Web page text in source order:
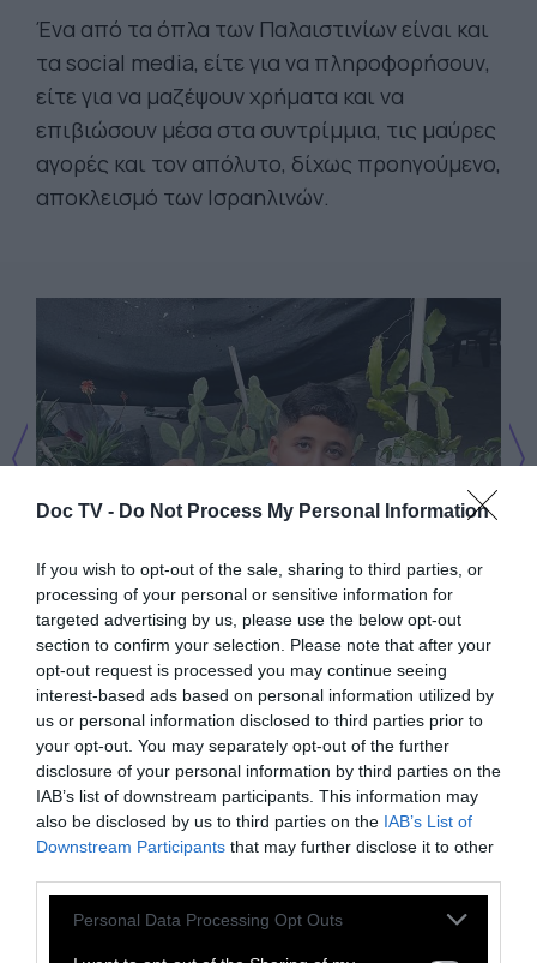
Doc TV - Do Not Process My Personal Information
If you wish to opt-out of the sale, sharing to third parties, or
processing of your personal or sensitive information for
targeted advertising by us, please use the below opt-out
section to confirm your selection. Please note that after your
opt-out request is processed you may continue seeing
interest-based ads based on personal information utilized by
us or personal information disclosed to third parties prior to
your opt-out. You may separately opt-out of the further
disclosure of your personal information by third parties on the
IAB’s list of downstream participants. This information may
also be disclosed by us to third parties on the IAB’s List of
Downstream Participants that may further disclose it to other
Personal Data Processing Opt Outs
Ένα από τα όπλα των Παλαιστινίων είναι και
τα social media, είτε για να πληροφορήσουν,
είτε για να μαζέψουν χρήματα και να
επιβιώσουν μέσα στα συντρίμμια, τις μαύρες
αγορές και τον απόλυτο, δίχως προηγούμενο,
αποκλεισμό των Ισραηλινών.